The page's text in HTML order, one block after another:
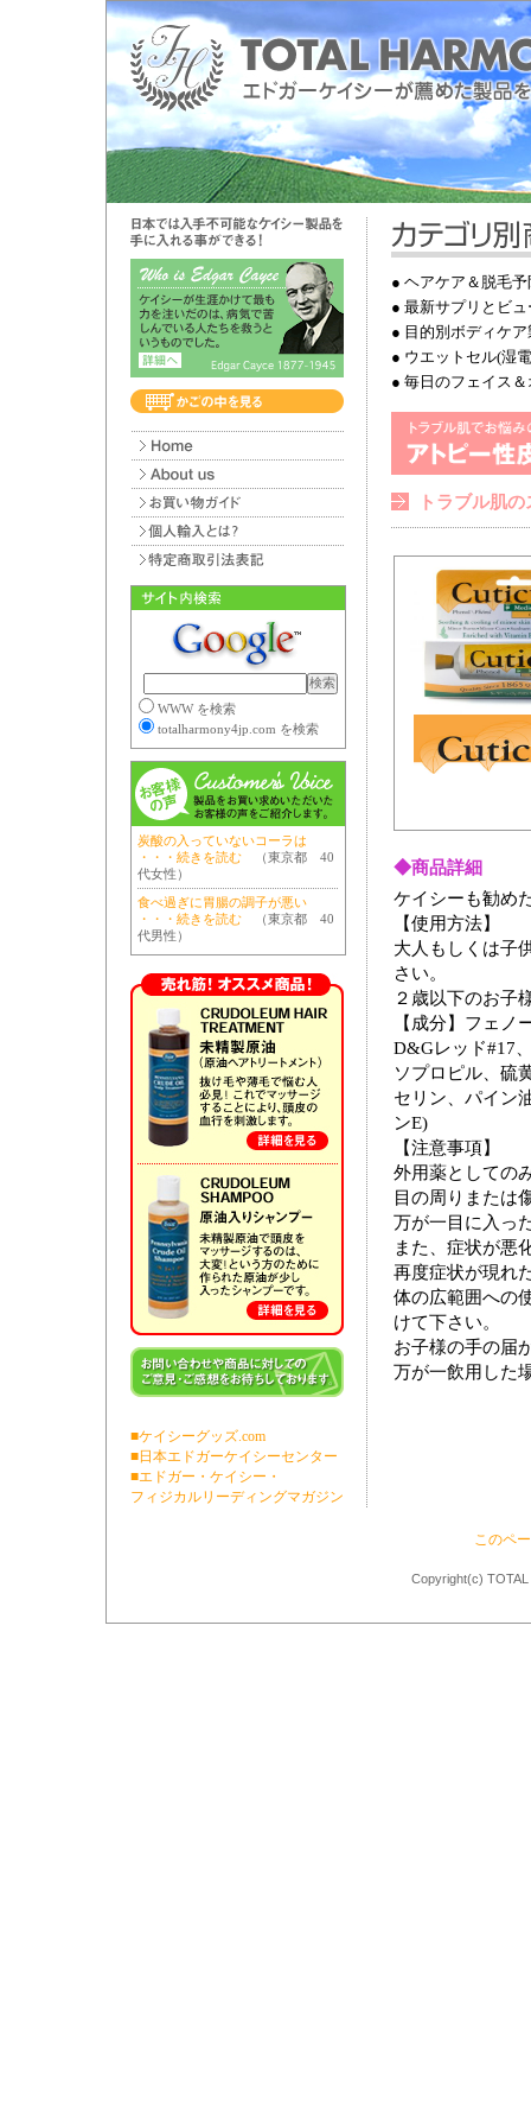
WWW を検索
totalharmony4jp.com を検索
炭酸の入っていないコーラは
・・・続きを読む （東京都 40
代女性）
食べ過ぎに胃腸の調子が悪い
・・・続きを読む （東京都 40
代男性）
■ケイシーグッズ.com
■日本エドガーケイシーセンター
■エドガー・ケイシー・
フィジカルリーディングマガジン
● ヘアケア＆脱毛予
● 最新サプリとビ
● 目的別ボディケ
● ウエットセル(湿
● 毎日のフェイス
トラブル肌
◆商品詳細
ケイシーも勧め
【使用方法】
大人もしくは子
さい。
２歳以下のお子
【成分】フェ
D&Gレッド#17
ソプロピル、硫
セリン、パイン
ンE)
【注意事項】
外用薬としての
目の周りまたは
万が一目に入っ
また、症状が悪
再度症状が現れ
体の広範囲への
けて下さい。
お子様の手の届
万が一飲用した
このペ
Copyright(c)